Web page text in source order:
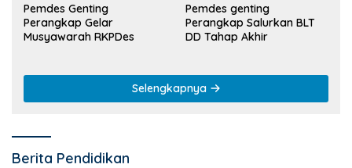
Pemdes Genting
Perangkap Gelar
Musyawarah RKPDes
Pemdes genting
Perangkap Salurkan BLT
DD Tahap Akhir
Selengkapnya
Berita Pendidikan